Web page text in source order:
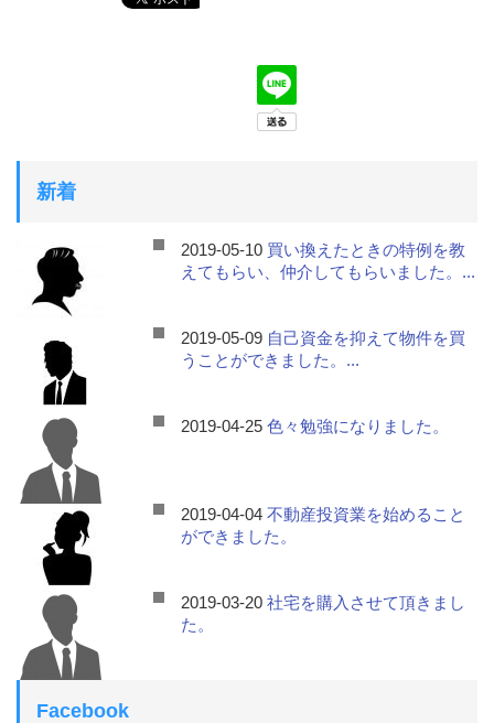
新着
2019-05-10 買い換えたときの特例を教
えてもらい、仲介してもらいました。...
2019-05-09 自己資金を抑えて物件を買
うことができました。...
2019-04-25色々勉強になりました。
2019-04-04不動産投資業を始めること
ができました。
2019-03-20社宅を購入させて頂きまし
た。
Facebook